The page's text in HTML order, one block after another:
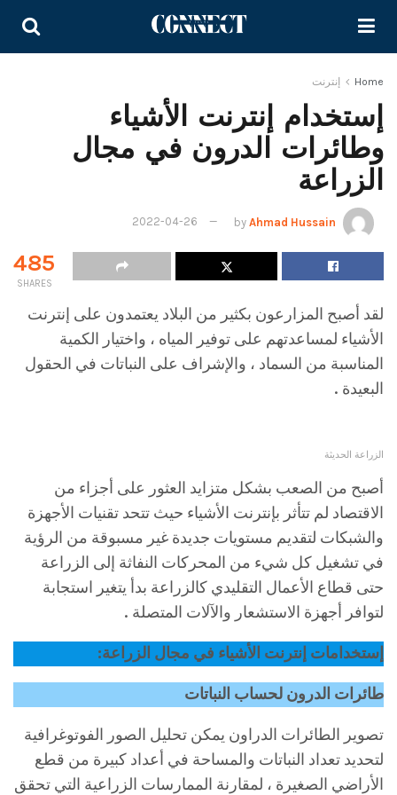
Home إنترنت
إستخدام إنترنت الأشياء
وطائرات الدرون في مجال
الزراعة
by Ahmad Hussain
2022-04-26
485
SHARES
لقد أصبح المزارعون بكثير من البلاد يعتمدون على إنترنت
الأشياء لمساعدتهم على توفير المياه ، واختيار الكمية
المناسبة من السماد ، والإشراف على النباتات في الحقول
البعيدة .
الزراعة الحديثة
أصبح من الصعب بشكل متزايد العثور على أجزاء من
الاقتصاد لم تتأثر بإنترنت الأشياء حيث تتحد تقنيات الأجهزة
والشبكات لتقديم مستويات جديدة غير مسبوقة من الرؤية
في تشغيل كل شيء من المحركات النفاثة إلى الزراعة
حتى قطاع الأعمال التقليدي كالزراعة بدأ يتغير استجابة
لتوافر أجهزة الاستشعار والآلات المتصلة .
إستخدامات إنترنت الأشياء في مجال الزراعة:
طائرات الدرون لحساب النباتات
تصوير الطائرات الدراون يمكن تحليل الصور الفوتوغرافية
لتحديد تعداد النباتات والمساحة في أعداد كبيرة من قطع
الأراضي الصغيرة ، لمقارنة الممارسات الزراعية التي تحقق